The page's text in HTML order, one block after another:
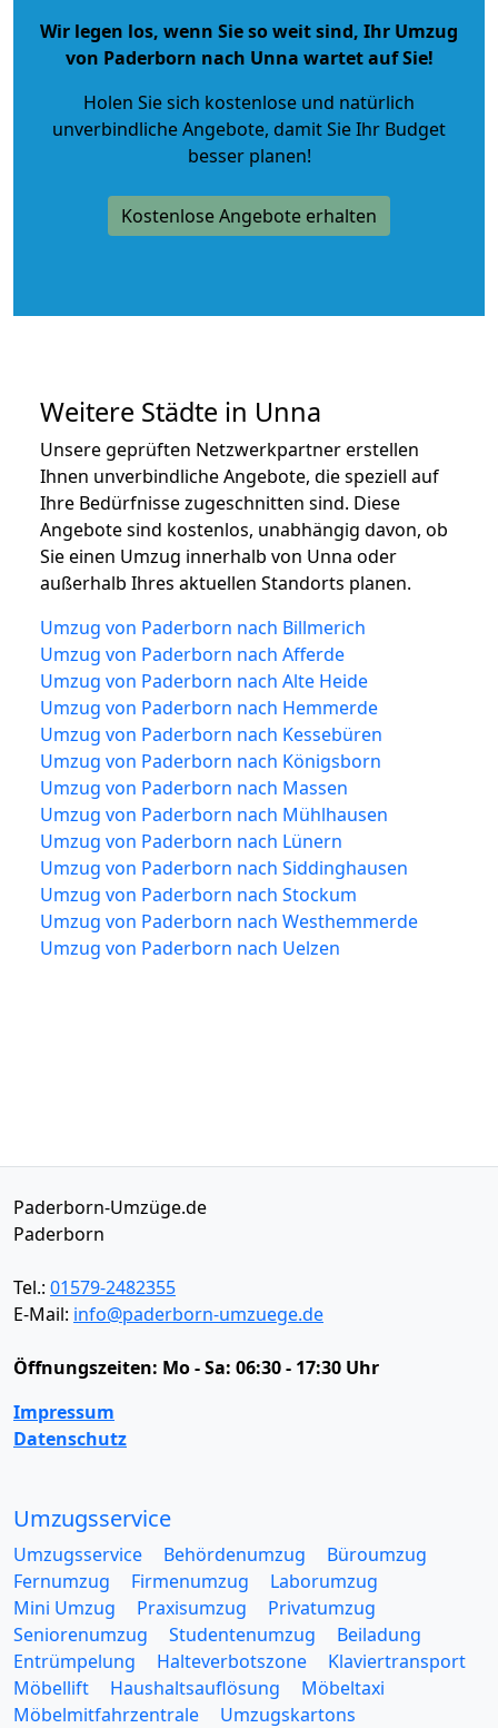
Wir legen los, wenn Sie so weit sind, Ihr Umzug
von Paderborn nach Unna wartet auf Sie!
Holen Sie sich kostenlose und natürlich
unverbindliche Angebote, damit Sie Ihr Budget
besser planen!
Kostenlose Angebote erhalten
Weitere Städte in Unna
Unsere geprüften Netzwerkpartner erstellen
Ihnen unverbindliche Angebote, die speziell auf
Ihre Bedürfnisse zugeschnitten sind. Diese
Angebote sind kostenlos, unabhängig davon, ob
Sie einen Umzug innerhalb von Unna oder
außerhalb Ihres aktuellen Standorts planen.
Umzug von Paderborn nach Billmerich
Umzug von Paderborn nach Afferde
Umzug von Paderborn nach Alte Heide
Umzug von Paderborn nach Hemmerde
Umzug von Paderborn nach Kessebüren
Umzug von Paderborn nach Königsborn
Umzug von Paderborn nach Massen
Umzug von Paderborn nach Mühlhausen
Umzug von Paderborn nach Lünern
Umzug von Paderborn nach Siddinghausen
Umzug von Paderborn nach Stockum
Umzug von Paderborn nach Westhemmerde
Umzug von Paderborn nach Uelzen
Paderborn-Umzüge.de
Paderborn
Tel.: 01579-2482355
E-Mail: info@paderborn-umzuege.de
Öffnungszeiten: Mo - Sa: 06:30 - 17:30 Uhr
Impressum
Datenschutz
Umzugsservice
Umzugsservice Behördenumzug
Büroumzug
Fernumzug
Firmenumzug
Laborumzug
Mini Umzug
Praxisumzug
Privatumzug
Seniorenumzug
Studentenumzug
Beiladung
Entrümpelung
Halteverbotszone
Klaviertransport
Möbellift
Haushaltsauflösung
Möbeltaxi
Möbelmitfahrzentrale
Umzugskartons